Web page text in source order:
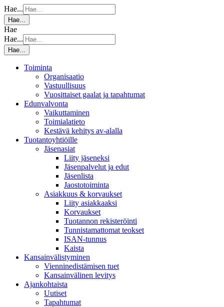
Hae...
Hae...
Hae
Hae...
Hae...
Toiminta
Organisaatio
Vastuullisuus
Vuosittaiset gaalat ja tapahtumat
Edunvalvonta
Vaikuttaminen
Toimialatieto
Kestävä kehitys av-alalla
Tuotantoyhtiöille
Jäsenasiat
Liity jäseneksi
Jäsenpalvelut ja edut
Jäsenlista
Jaostotoiminta
Asiakkuus & korvaukset
Liity asiakkaaksi
Korvaukset
Tuotannon rekisteröinti
Tunnistamattomat teokset
ISAN-tunnus
Kaista
Kansainvälistyminen
Vienninedistämisen tuet
Kansainvälinen levitys
Ajankohtaista
Uutiset
Tapahtumat